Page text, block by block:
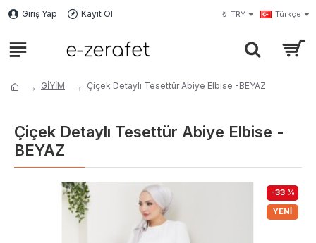
Giriş Yap Kayıt Ol ₺ TRY Türkçe
GİYİM Çiçek Detaylı Tesettür Abiye Elbise -BEYAZ
Çiçek Detaylı Tesettür Abiye Elbise -
BEYAZ
YENI
-33 %